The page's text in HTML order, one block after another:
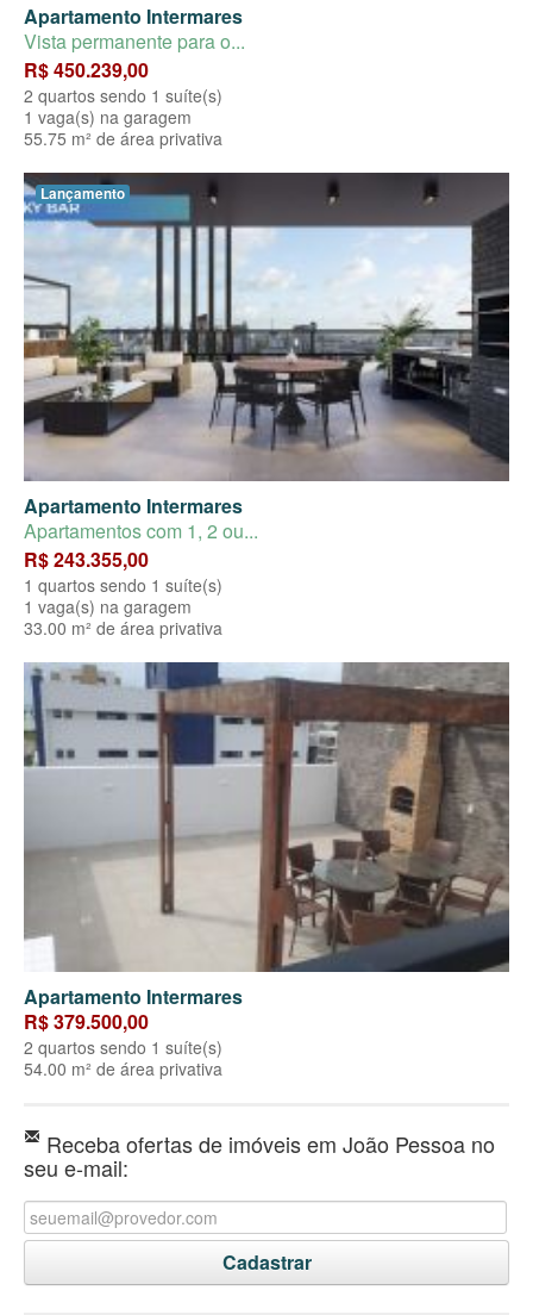
Apartamento Intermares
Vista permanente para o...
R$ 450.239,00
2 quartos sendo 1 suíte(s)
1 vaga(s) na garagem
55.75 m² de área privativa
Lançamento
Apartamento Intermares
Apartamentos com 1, 2 ou...
R$ 243.355,00
1 quartos sendo 1 suíte(s)
1 vaga(s) na garagem
33.00 m² de área privativa
Apartamento Intermares
R$ 379.500,00
2 quartos sendo 1 suíte(s)
54.00 m² de área privativa
Receba ofertas de imóveis em João Pessoa no
seu e-mail: